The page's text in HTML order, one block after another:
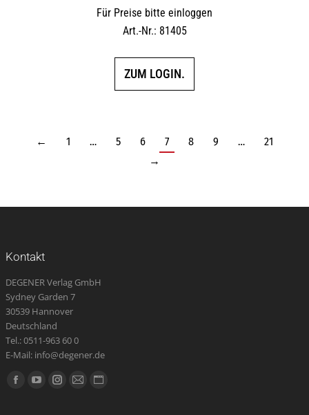
Für Preise bitte einloggen
Art.-Nr.: 81405
ZUM LOGIN.
← 1 … 5 6 7 8 9 …
21
→
Kontakt
DEGENER Verlag GmbH
Sydney Garden 7
30539 Hannover
Deutschland
Tel.: 0511-963 60 0
E-Mail: info@degener.de
Finden Sie uns auf:
FacebookYouTubeInstagram
E-
Website